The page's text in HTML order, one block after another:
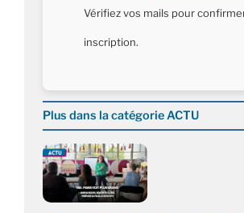
Vérifiez vos mails pour
inscription.
Plus dans la catégorie ACTU